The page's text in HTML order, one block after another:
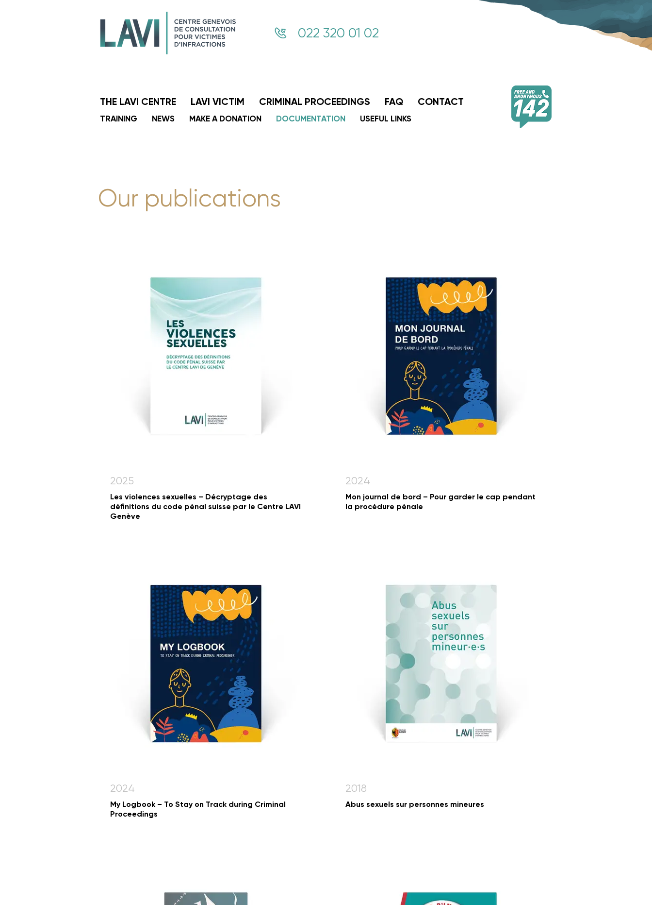
022 320 01 02
THE LAVI CENTRE LAVI VICTIM CRIMINAL PROCEEDINGS FAQ CONTACT
TRAINING NEWS MAKE A DONATION DOCUMENTATION USEFUL LINKS
Our publications
2025
Les violences sexuelles – Décryptage des
définitions du code pénal suisse par le Centre LAVI
Genève
2024
Mon journal de bord – Pour garder le cap pendant
la procédure pénale
2024
My Logbook – To Stay on Track during Criminal
Proceedings
2018
Abus sexuels sur personnes mineures